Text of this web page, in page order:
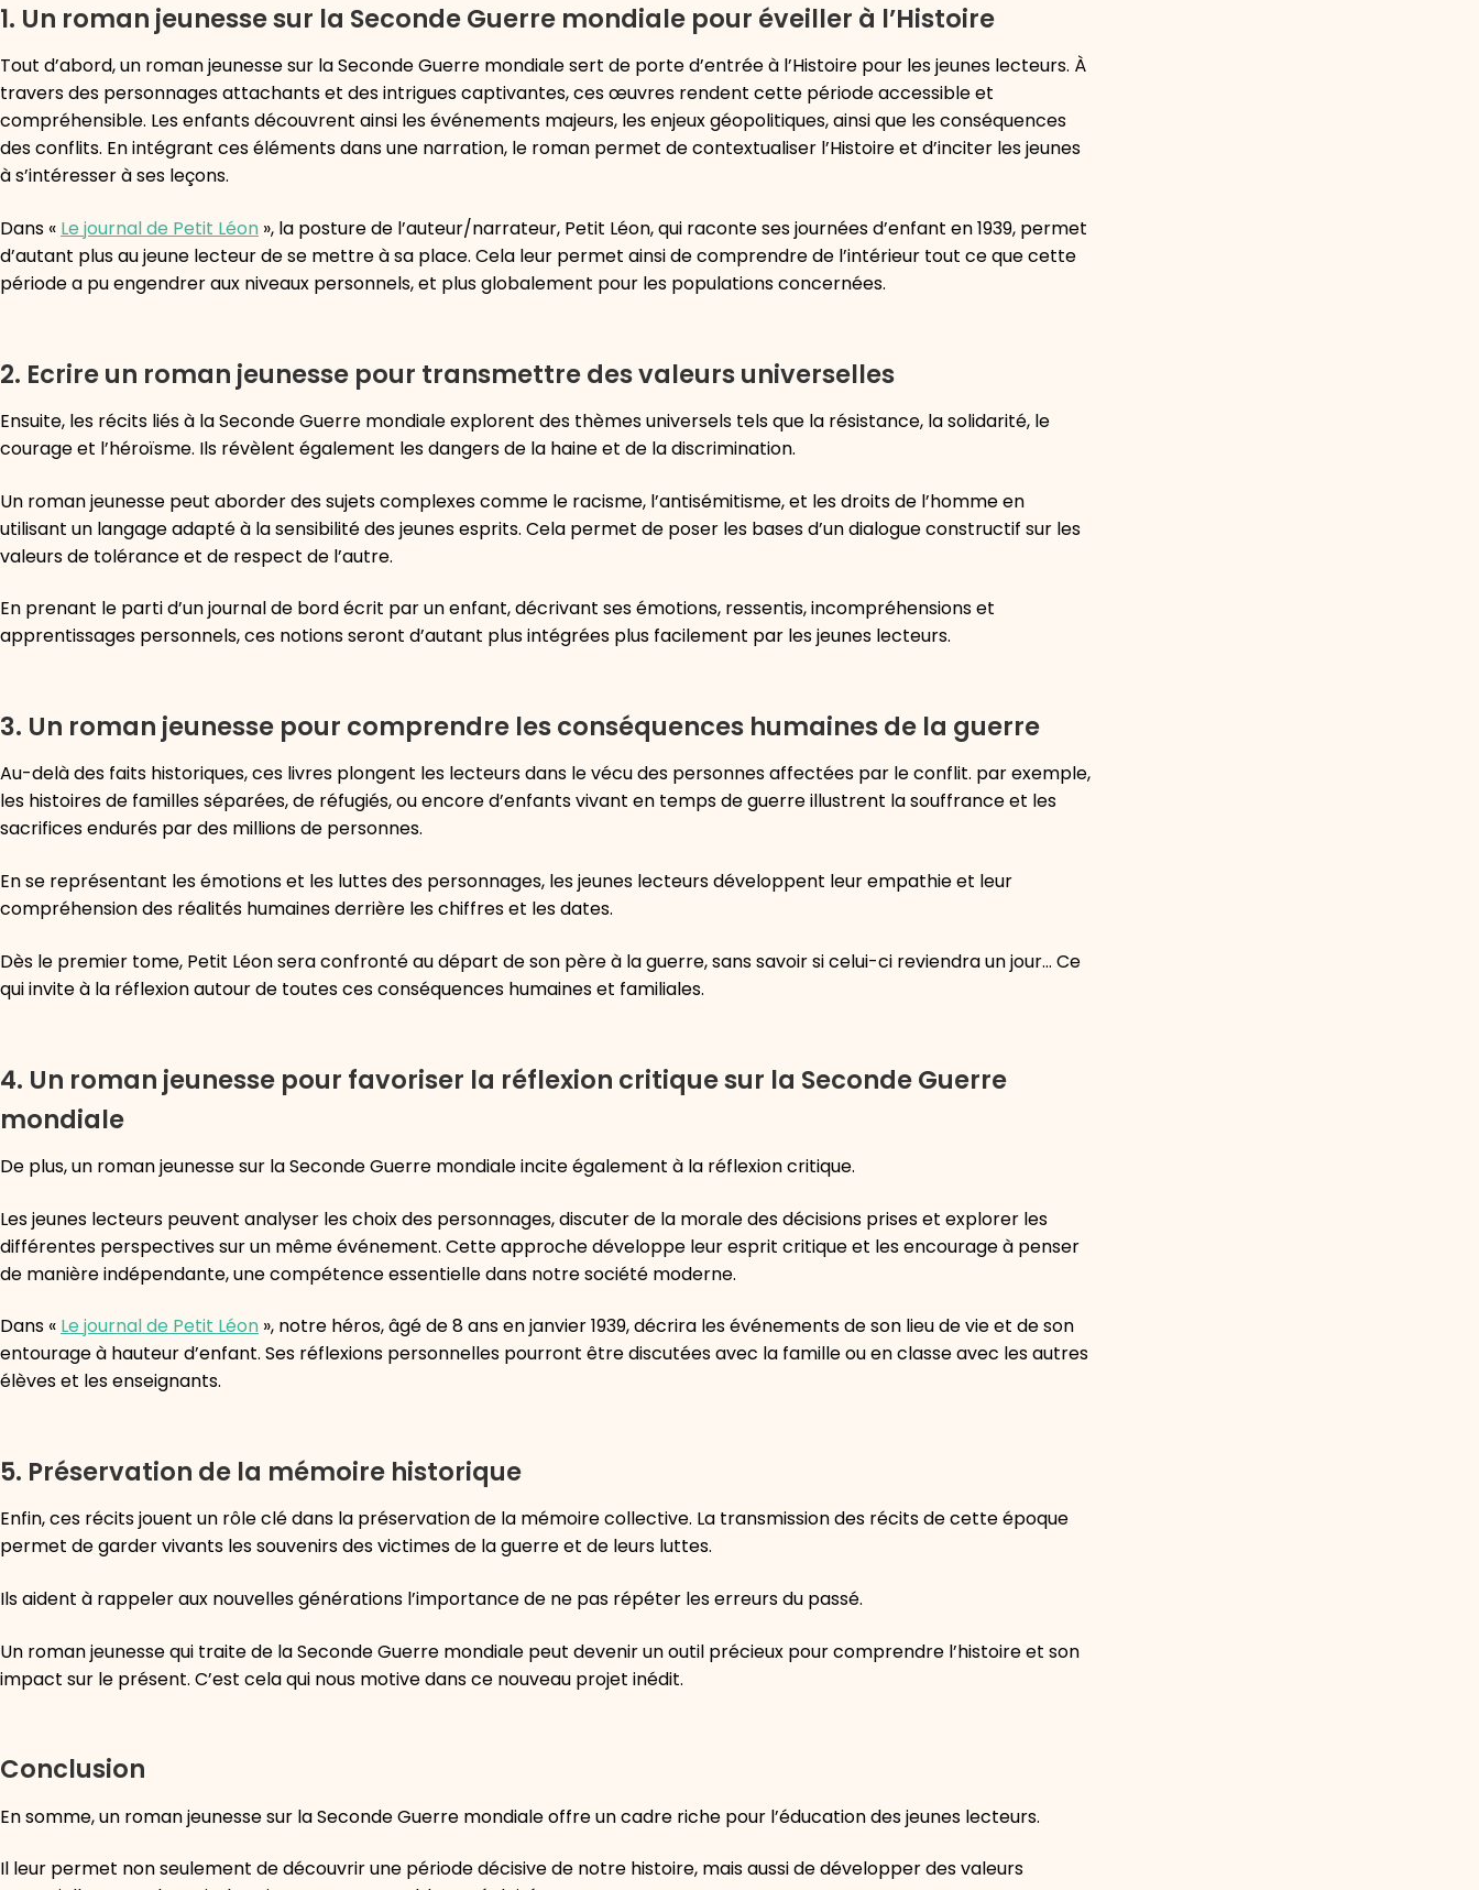
1. Un roman jeunesse sur la Seconde Guerre mondiale pour éveiller à l’Histoire
Tout d’abord, un roman jeunesse sur la Seconde Guerre mondiale sert de porte d’entrée à l’Histoire pour les jeunes lecteurs. À
travers des personnages attachants et des intrigues captivantes, ces œuvres rendent cette période accessible et
compréhensible. Les enfants découvrent ainsi les événements majeurs, les enjeux géopolitiques, ainsi que les conséquences
des conflits. En intégrant ces éléments dans une narration, le roman permet de contextualiser l’Histoire et d’inciter les jeunes
à s’intéresser à ses leçons.
Dans « Le journal de Petit Léon », la posture de l’auteur/narrateur, Petit Léon, qui raconte ses journées d’enfant en 1939, permet
d’autant plus au jeune lecteur de se mettre à sa place. Cela leur permet ainsi de comprendre de l’intérieur tout ce que cette
période a pu engendrer aux niveaux personnels, et plus globalement pour les populations concernées.
2. Ecrire un roman jeunesse pour transmettre des valeurs universelles
Ensuite, les récits liés à la Seconde Guerre mondiale explorent des thèmes universels tels que la résistance, la solidarité, le
courage et l’héroïsme. Ils révèlent également les dangers de la haine et de la discrimination.
Un roman jeunesse peut aborder des sujets complexes comme le racisme, l’antisémitisme, et les droits de l’homme en
utilisant un langage adapté à la sensibilité des jeunes esprits. Cela permet de poser les bases d’un dialogue constructif sur les
valeurs de tolérance et de respect de l’autre.
En prenant le parti d’un journal de bord écrit par un enfant, décrivant ses émotions, ressentis, incompréhensions et
apprentissages personnels, ces notions seront d’autant plus intégrées plus facilement par les jeunes lecteurs.
3. Un roman jeunesse pour comprendre les conséquences humaines de la guerre
Au-delà des faits historiques, ces livres plongent les lecteurs dans le vécu des personnes affectées par le conflit. par exemple,
les histoires de familles séparées, de réfugiés, ou encore d’enfants vivant en temps de guerre illustrent la souffrance et les
sacrifices endurés par des millions de personnes.
En se représentant les émotions et les luttes des personnages, les jeunes lecteurs développent leur empathie et leur
compréhension des réalités humaines derrière les chiffres et les dates.
Dès le premier tome, Petit Léon sera confronté au départ de son père à la guerre, sans savoir si celui-ci reviendra un jour… Ce
qui invite à la réflexion autour de toutes ces conséquences humaines et familiales.
4. Un roman jeunesse pour favoriser la réflexion critique sur la Seconde Guerre
mondiale
De plus, un roman jeunesse sur la Seconde Guerre mondiale incite également à la réflexion critique.
Les jeunes lecteurs peuvent analyser les choix des personnages, discuter de la morale des décisions prises et explorer les
différentes perspectives sur un même événement. Cette approche développe leur esprit critique et les encourage à penser
de manière indépendante, une compétence essentielle dans notre société moderne.
Dans « Le journal de Petit Léon », notre héros, âgé de 8 ans en janvier 1939, décrira les événements de son lieu de vie et de son
entourage à hauteur d’enfant. Ses réflexions personnelles pourront être discutées avec la famille ou en classe avec les autres
élèves et les enseignants.
5. Préservation de la mémoire historique
Enfin, ces récits jouent un rôle clé dans la préservation de la mémoire collective. La transmission des récits de cette époque
permet de garder vivants les souvenirs des victimes de la guerre et de leurs luttes.
Ils aident à rappeler aux nouvelles générations l’importance de ne pas répéter les erreurs du passé.
Un roman jeunesse qui traite de la Seconde Guerre mondiale peut devenir un outil précieux pour comprendre l’histoire et son
impact sur le présent. C’est cela qui nous motive dans ce nouveau projet inédit.
Conclusion
En somme, un roman jeunesse sur la Seconde Guerre mondiale offre un cadre riche pour l’éducation des jeunes lecteurs.
Il leur permet non seulement de découvrir une période décisive de notre histoire, mais aussi de développer des valeurs